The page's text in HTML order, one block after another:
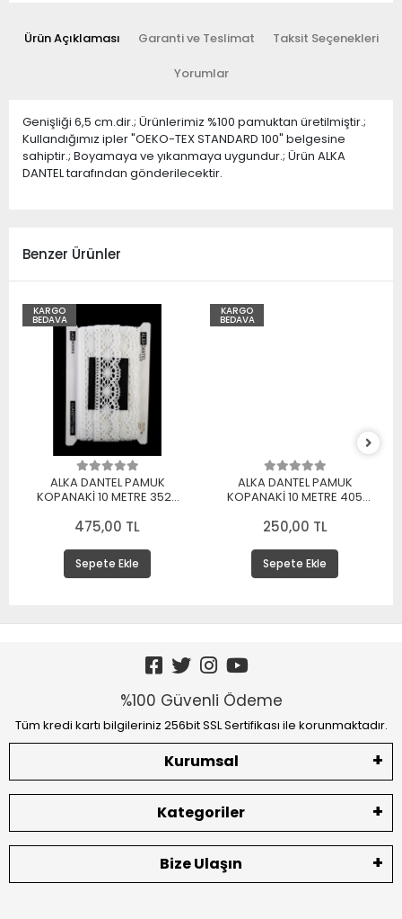
Ürün Açıklaması Garanti ve Teslimat Taksit Seçenekleri
Yorumlar
Genişliği 6,5 cm.dir.; Ürünlerimiz %100 pamuktan üretilmiştir.;
Kullandığımız ipler "OEKO-TEX STANDARD 100" belgesine
sahiptir.; Boyamaya ve yıkanmaya uygundur.; Ürün ALKA
DANTEL tarafından gönderilecektir.
Benzer Ürünler
KARGO
BEDAVA
ALKA DANTEL PAMUK
KOPANAKİ 10 METRE 3520
475,00 TL
Sepete Ekle
KARGO
BEDAVA
ALKA DANTEL PAMUK
KOPANAKİ 10 METRE 405
250,00 TL
Sepete Ekle
%100 Güvenli Ödeme
Tüm kredi kartı bilgileriniz 256bit SSL Sertifikası ile korunmaktadır.
Kurumsal
Kategoriler
Bize Ulaşın